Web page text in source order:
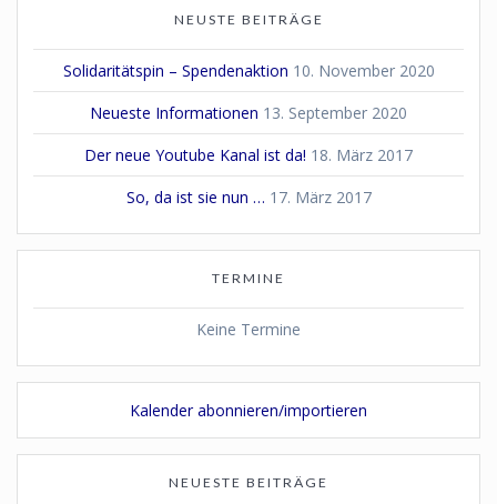
NEUSTE BEITRÄGE
Solidaritätspin – Spendenaktion 10. November 2020
Neueste Informationen 13. September 2020
Der neue Youtube Kanal ist da! 18. März 2017
So, da ist sie nun … 17. März 2017
TERMINE
Keine Termine
Kalender abonnieren/importieren
NEUESTE BEITRÄGE